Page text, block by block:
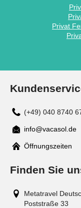
Privat
(+49) 040 8740
Mail
info@vacasol.de
Öffnungszeiten
Finden Sie
Metatravel
Poststraße 33